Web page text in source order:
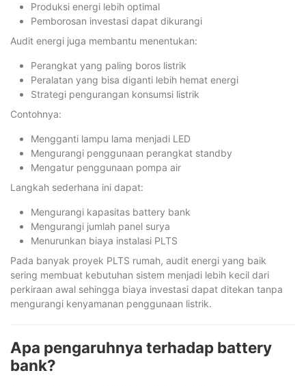
Produksi energi lebih optimal
Pemborosan investasi dapat dikurangi
Audit energi juga membantu menentukan:
Perangkat yang paling boros listrik
Peralatan yang bisa diganti lebih hemat energi
Strategi pengurangan konsumsi listrik
Contohnya:
Mengganti lampu lama menjadi LED
Mengurangi penggunaan perangkat standby
Mengatur penggunaan pompa air
Langkah sederhana ini dapat:
Mengurangi kapasitas battery bank
Mengurangi jumlah panel surya
Menurunkan biaya instalasi PLTS
Pada banyak proyek PLTS rumah, audit energi yang baik
sering membuat kebutuhan sistem menjadi lebih kecil dari
perkiraan awal sehingga biaya investasi dapat ditekan tanpa
mengurangi kenyamanan penggunaan listrik.
Apa pengaruhnya terhadap battery
bank?